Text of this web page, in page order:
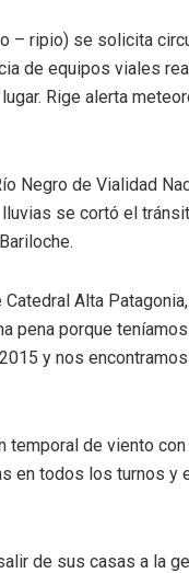
– ripio) se solicita
de equipos viales
Rige alerta
Negro de Vialidad
se cortó el
Alta
pena porque
y nos
temporal de viento
en todos los turnos y
de sus casas a la